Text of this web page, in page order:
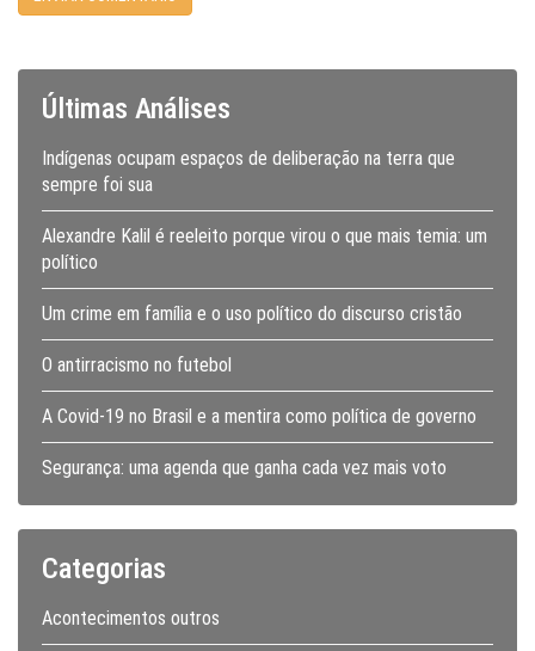
Últimas Análises
Indígenas ocupam espaços de deliberação na terra que
sempre foi sua
Alexandre Kalil é reeleito porque virou o que mais temia: um
político
Um crime em família e o uso político do discurso cristão
O antirracismo no futebol
A Covid-19 no Brasil e a mentira como política de governo
Segurança: uma agenda que ganha cada vez mais voto
Categorias
Acontecimentos outros